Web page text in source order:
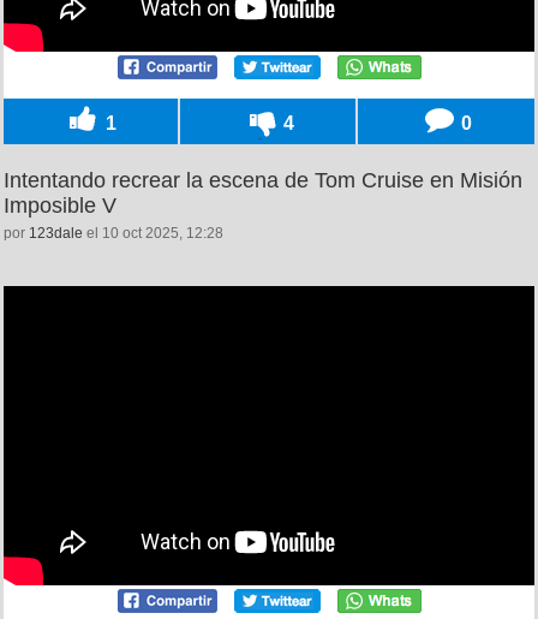
1 4 0
Intentando recrear la escena de Tom Cruise en Misión
Imposible V
por 123dale el 10 oct 2025, 12:28